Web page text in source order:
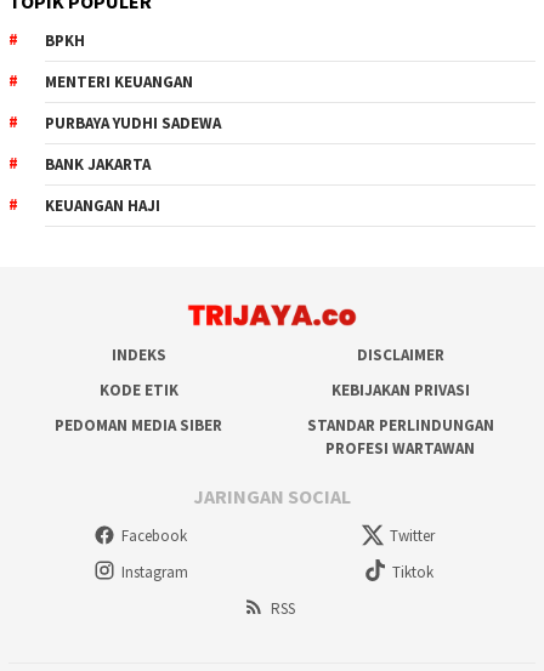
BPKH
MENTERI KEUANGAN
PURBAYA YUDHI SADEWA
BANK JAKARTA
KEUANGAN HAJI
INDEKS
DISCLAIMER
KODE ETIK
KEBIJAKAN PRIVASI
PEDOMAN MEDIA SIBER
STANDAR PERLINDUNGAN
PROFESI WARTAWAN
JARINGAN SOCIAL
Facebook
Twitter
Instagram
Tiktok
RSS